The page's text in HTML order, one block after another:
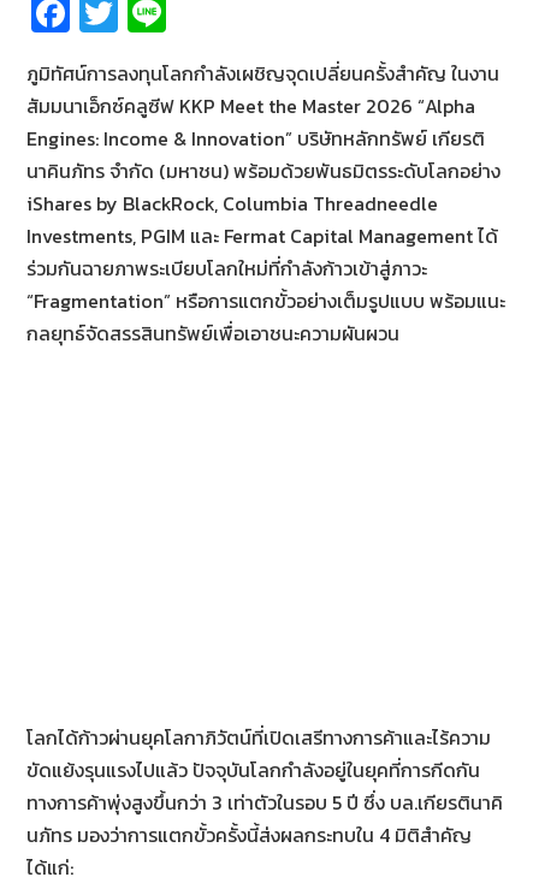
Fa
ce
b
o
o
k
T
wi
tt
er
n
e
ภูมิทัศน์การลงทุนโลกกำลังเผชิญจุดเปลี่ยนครั้งสำคัญ ในงาน
สัมมนาเอ็กซ์คลูซีฟ KKP Meet the Master 2026 “Alpha
Engines: Income & Innovation” บริษัทหลักทรัพย์ เกียรติ
นาคินภัทร จำกัด (มหาชน) พร้อมด้วยพันธมิตรระดับโลกอย่าง
iShares by BlackRock, Columbia Threadneedle
Investments, PGIM และ Fermat Capital Management ได้
ร่วมกันฉายภาพระเบียบโลกใหม่ที่กำลังก้าวเข้าสู่ภาวะ
“Fragmentation” หรือการแตกขั้วอย่างเต็มรูปแบบ พร้อมแนะ
กลยุทธ์จัดสรรสินทรัพย์เพื่อเอาชนะความผันผวน
โลกได้ก้าวผ่านยุคโลกาภิวัตน์ที่เปิดเสรีทางการค้าและไร้ความ
ขัดแย้งรุนแรงไปแล้ว ปัจจุบันโลกกำลังอยู่ในยุคที่การกีดกัน
ทางการค้าพุ่งสูงขึ้นกว่า 3 เท่าตัวในรอบ 5 ปี ซึ่ง บล.เกียรตินาคิ
นภัทร มองว่าการแตกขั้วครั้งนี้ส่งผลกระทบใน 4 มิติสำคัญ
ได้แก่: